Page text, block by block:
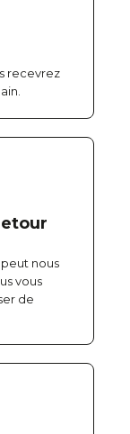
recevrez
nous
vous
de